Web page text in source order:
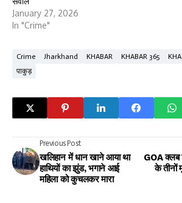
January 27, 2026
In "Crime"
Crime Jharkhand KHABAR KHABAR 365
पाकुड़
Previous Post
खलिहान में धान खाने आया था
हाथियों का झुंड, भगाने आई
महिला को कुचलकर मारा
GOA क्लब
के तीनों